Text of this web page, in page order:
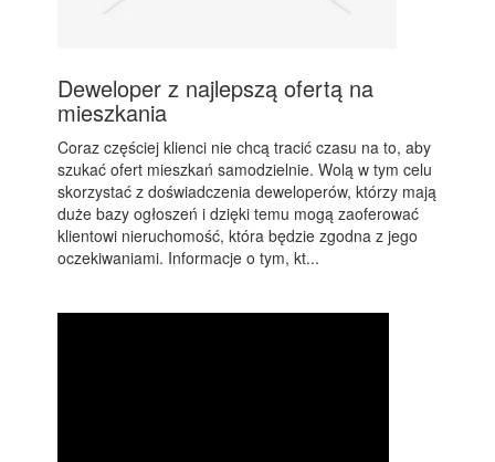
Deweloper z najlepszą ofertą na
mieszkania
Coraz częściej klienci nie chcą tracić czasu na to, aby
szukać ofert mieszkań samodzielnie. Wolą w tym celu
skorzystać z doświadczenia deweloperów, którzy mają
duże bazy ogłoszeń i dzięki temu mogą zaoferować
klientowi nieruchomość, która będzie zgodna z jego
oczekiwaniami. Informacje o tym, kt...